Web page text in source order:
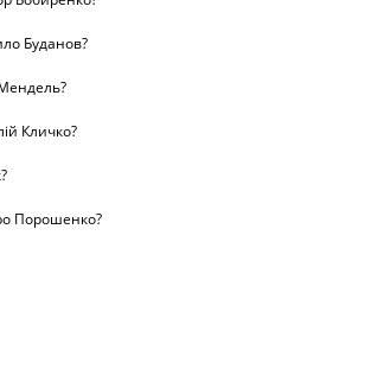
Буданов?
Кличко?
Порошенко?